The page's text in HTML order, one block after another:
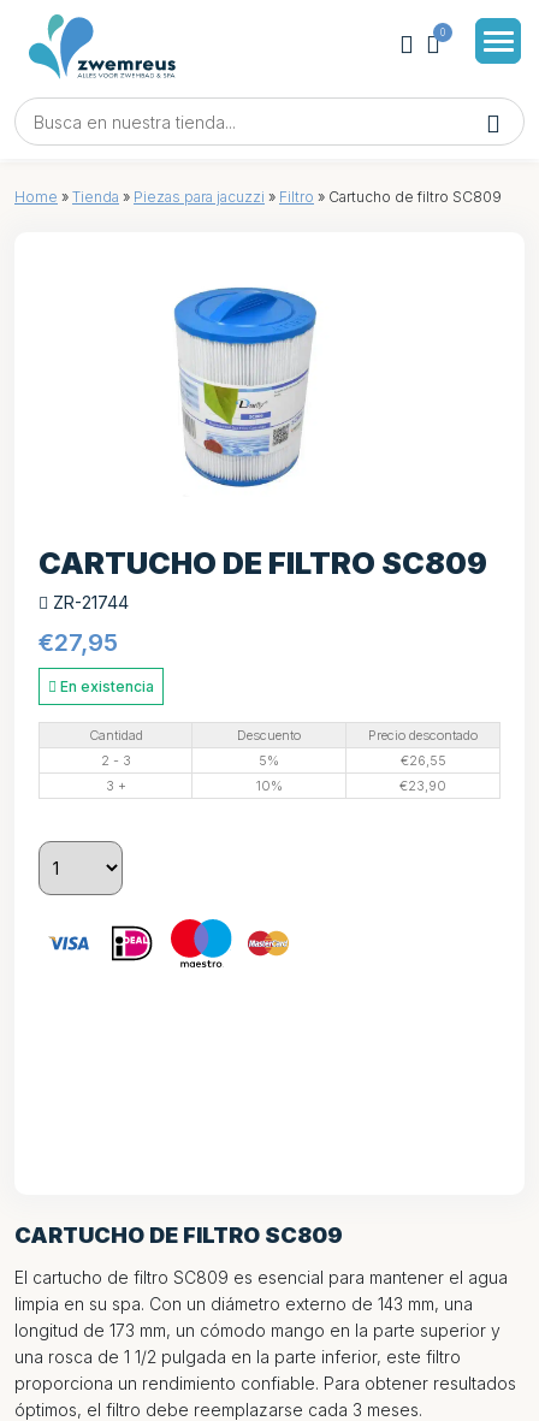
0
Home » Tienda » Piezas para jacuzzi » Filtro » Cartucho de filtro SC809
CARTUCHO DE FILTRO SC809
El cartucho de filtro SC809 es esencial para mantener el agua
limpia en su spa. Con un diámetro externo de 143 mm, una
longitud de 173 mm, un cómodo mango en la parte superior y
una rosca de 1 1/2 pulgada en la parte inferior, este filtro
proporciona un rendimiento confiable. Para obtener resultados
óptimos, el filtro debe reemplazarse cada 3 meses.
CARTUCHO DE FILTRO SC809
ZR-21744
€27,95
En existencia
Cantidad Descuento
Precio descontado
2 - 3
5% €26,55
3 +
10% €23,90